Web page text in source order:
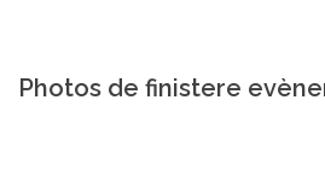
Photos de finistere